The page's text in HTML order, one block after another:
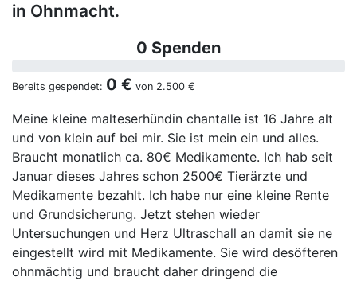
in Ohnmacht.
0 Spenden
Bereits gespendet: 0 € von 2.500 €
Meine kleine malteserhündin chantalle ist 16 Jahre alt
und von klein auf bei mir. Sie ist mein ein und alles.
Braucht monatlich ca. 80€ Medikamente. Ich hab seit
Januar dieses Jahres schon 2500€ Tierärzte und
Medikamente bezahlt. Ich habe nur eine kleine Rente
und Grundsicherung. Jetzt stehen wieder
Untersuchungen und Herz Ultraschall an damit sie ne
eingestellt wird mit Medikamente. Sie wird desöfteren
ohnmächtig und braucht daher dringend die